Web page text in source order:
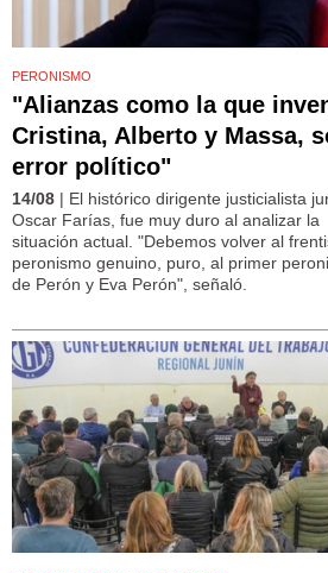
PERONISMO
"Alianzas como la que
Cristina, Alberto y Massa,
error político"
14/08 | El histórico dirigente justicialista
Oscar Farías, fue muy duro al analizar la
situación actual. "Debemos volver al
peronismo genuino, puro, al primer
de Perón y Eva Perón", señaló.